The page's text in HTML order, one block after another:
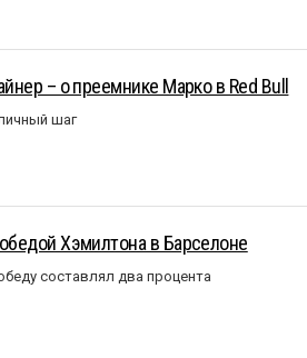
– о преемнике Марко в Red Bull
шаг
Хэмилтона в Барселоне
составлял два процента